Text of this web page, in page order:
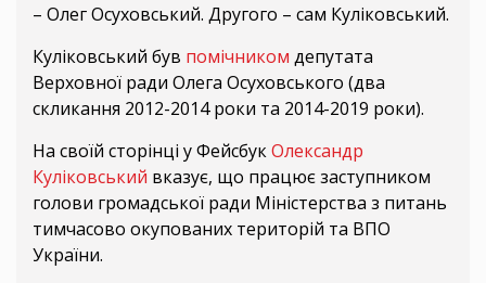
– Олег Осуховський. Другого – сам Куліковський.
Куліковський був помічником депутата
Верховної ради Олега Осуховського (два
скликання 2012-2014 роки та 2014-2019 роки).
На своїй сторінці у ФейсбукОлександр
Куліковський вказує, що працює заступником
голови громадської ради Міністерства з питань
тимчасово окупованих територій та ВПО
України.